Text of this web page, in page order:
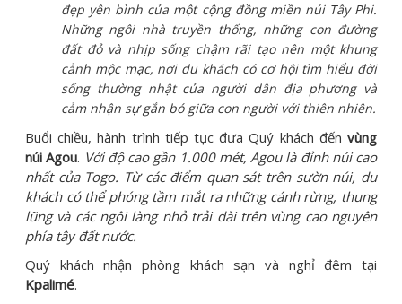
đẹp yên bình của một cộng đồng miền núi Tây Phi.
Những ngôi nhà truyền thống, những con đường
đất đỏ và nhịp sống chậm rãi tạo nên một khung
cảnh mộc mạc, nơi du khách có cơ hội tìm hiểu đời
sống thường nhật của người dân địa phương và
cảm nhận sự gắn bó giữa con người với thiên nhiên.
Buổi chiều, hành trình tiếp tục đưa Quý khách đến vùng
núi Agou. Với độ cao gần 1.000 mét, Agou là đỉnh núi cao
nhất của Togo. Từ các điểm quan sát trên sườn núi, du
khách có thể phóng tầm mắt ra những cánh rừng, thung
lũng và các ngôi làng nhỏ trải dài trên vùng cao nguyên
phía tây đất nước.
Quý khách nhận phòng khách sạn và nghỉ đêm tại
Kpalimé.